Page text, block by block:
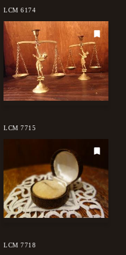
LCM 6174
LCM 7715
LCM 7718